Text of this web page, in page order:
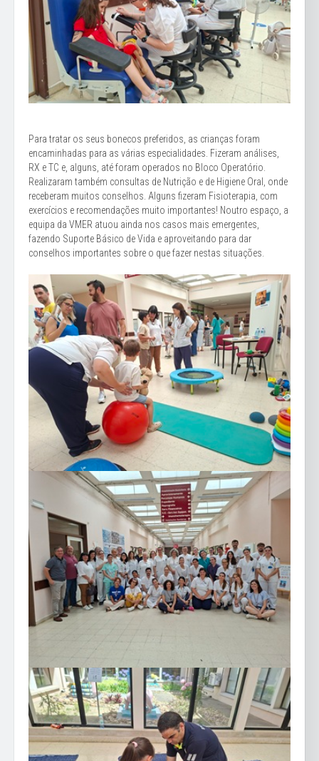
Para tratar os seus bonecos preferidos, as crianças foram
encaminhadas para as várias especialidades. Fizeram análises,
RX e TC e, alguns, até foram operados no Bloco Operatório.
Realizaram também consultas de Nutrição e de Higiene Oral, onde
receberam muitos conselhos. Alguns fizeram Fisioterapia, com
exercícios e recomendações muito importantes! Noutro espaço, a
equipa da VMER atuou ainda nos casos mais emergentes,
fazendo Suporte Básico de Vida e aproveitando para dar
conselhos importantes sobre o que fazer nestas situações.